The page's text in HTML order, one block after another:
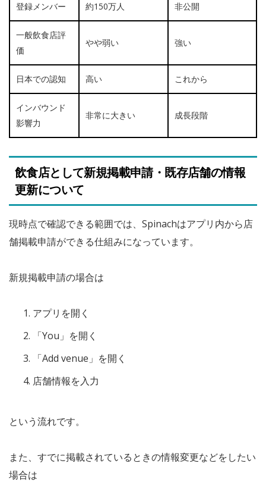
登録メンバー 約150万人 非公開
一般飲食店評
価
やや弱い 強い
日本での認知 高い これから
インバウンド
影響力
非常に大きい 成長段階
飲食店として新規掲載申請・既存店舗の情報
更新について
現時点で確認できる範囲では、Spinachはアプリ内から店
舗掲載申請ができる仕組みになっています。
新規掲載申請の場合は
アプリを開く
「You」を開く
「Add venue」を開く
店舗情報を入力
という流れです。
また、すでに掲載されているときの情報変更などをしたい
場合は